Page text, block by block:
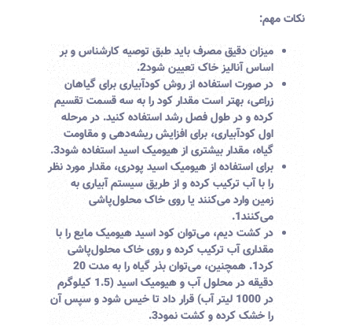
نکات مهم:
میزان دقیق مصرف باید طبق توصیه کارشناس و بر
اساس آنالیز خاک تعیین شود2
.
در صورت استفاده از روش کودآبیاری برای گیاهان
زراعی، بهتر است مقدار کود را به سه قسمت تقسیم
کرده و در طول فصل رشد استفاده کنید. در مرحله
اول کودآبیاری، برای افزایش ریشه‌دهی و مقاومت
گیاه، مقدار بیشتری از هیومیک اسید استفاده شود3
.
برای استفاده از هیومیک اسید پودری، مقدار مورد نظر
را با آب ترکیب کرده و از طریق سیستم آبیاری به
زمین وارد می‌کنند یا روی خاک محلول‌پاشی
می‌کنند1
.
در کشت دیم، می‌توان کود اسید هیومیک مایع را با
مقداری آب ترکیب کرده و روی خاک محلول‌پاشی
کرد1
. همچنین، می‌توان بذر گیاه را به مدت 20
دقیقه در محلول آب و هیومیک اسید (1.5 کیلوگرم
در 1000 لیتر آب) قرار داد تا خیس شود و سپس آن
را خشک کرده و کشت نمود3
.